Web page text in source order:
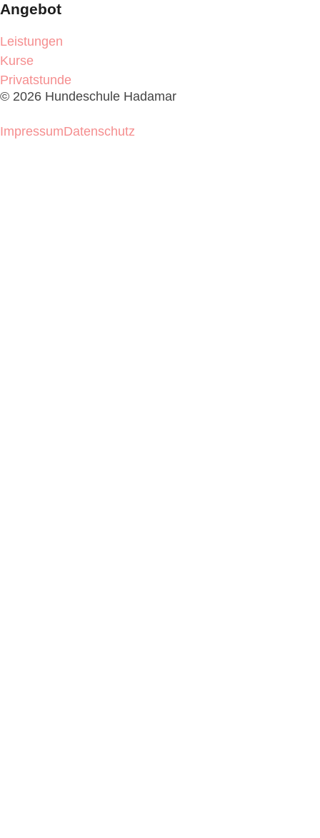
Angebot
Leistungen
Kurse
Privatstunde
© 2026 Hundeschule Hadamar
ImpressumDatenschutz